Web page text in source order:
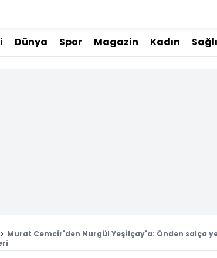
Dünya Spor Magazin Kadın
Murat Cemcir'den Nurgül Yeşilçay'a: Önden salça